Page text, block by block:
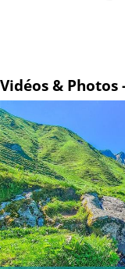
Vidéos & Photos